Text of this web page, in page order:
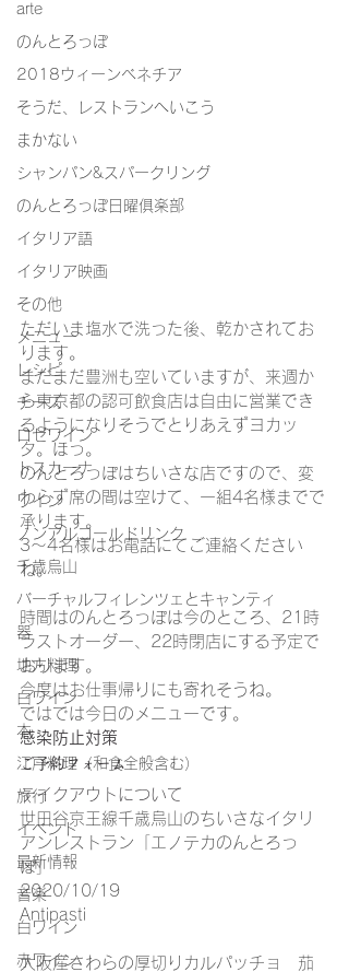
arte
のんとろっぽ
2018ウィーンベネチア
そうだ、レストランへいこう
まかない
シャンパン&スパークリング
のんとろっぽ日曜俱楽部
イタリア語
イタリア映画
その他
メニュー
レシピ
チーズ
ロゼワイン
トスカーナ
ワイン
ノンアルコールドリンク
千歳烏山
バーチャルフィレンツェとキャンティ
器
地方料理
白ワイン
本
江戸料理（和食全般含む）
旅行
イベント
最新情報
音楽
白ワイン
赤ワイン
ただいま塩水で洗った後、乾かされてお
ります。
まだまだ豊洲も空いていますが、来週か
ら東京都の認可飲食店は自由に営業でき
るようになりそうでとりあえずヨカッ
タ。ほっ。
のんとろっぽはちいさな店ですので、変
わらず席の間は空けて、一組4名様までで
承ります。
3～4名様はお電話にてご連絡ください
ね。
時間はのんとろっぽは今のところ、21時
ラストオーダー、22時閉店にする予定で
おります。
今度はお仕事帰りにも寄れそうね。
ではでは今日のメニューです。
感染防止対策
ご予約フォーム
テイクアウトについて
世田谷京王線千歳烏山のちいさなイタリ
アンレストラン「エノテカのんとろっ
ぽ」
2020/10/19
Antipasti
大阪産さわらの厚切りカルパッチョ　茄